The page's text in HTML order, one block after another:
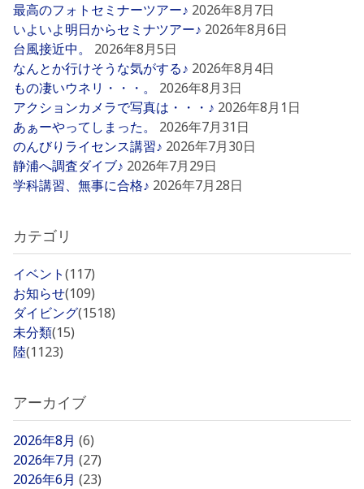
最高のフォトセミナーツアー♪ 2026年8月7日
いよいよ明日からセミナツアー♪ 2026年8月6日
台風接近中。
2026年8月5日
なんとか行けそうな気がする♪ 2026年8月4日
もの凄いウネリ・・・。
2026年8月3日
アクションカメラで写真は・・・♪ 2026年8月1日
あぁーやってしまった。
2026年7月31日
のんびりライセンス講習♪ 2026年7月30日
静浦へ調査ダイブ♪ 2026年7月29日
学科講習、無事に合格♪ 2026年7月28日
カテゴリ
イベント(117)
お知らせ(109)
ダイビング(1518)
未分類(15)
陸(1123)
アーカイブ
2026年8月 (6)
2026年7月 (27)
2026年6月 (23)